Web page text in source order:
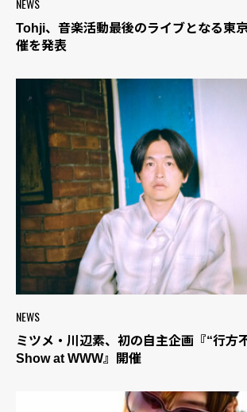
NEWS
Tohji、音楽活動最後のライブとなる東
催を発表
NEWS
ミツメ・川辺素、初の自主企画『“行方
Show at WWW』開催